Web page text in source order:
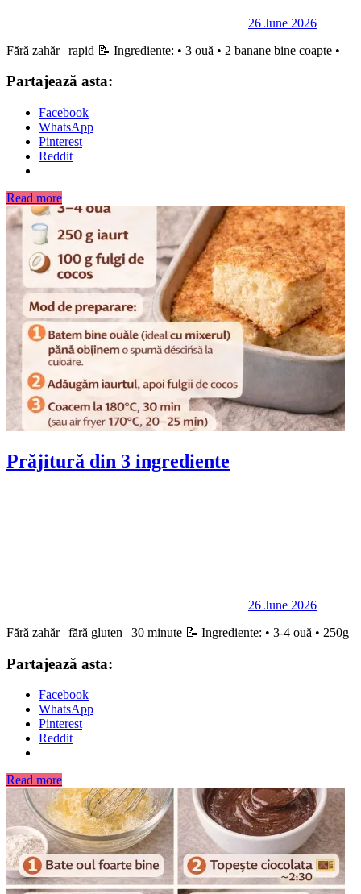
26 June 2026
Fără zahăr | rapid 📝 Ingrediente: • 3 ouă • 2 banane bine coapte •
Partajează asta:
Facebook
WhatsApp
Pinterest
Reddit
Read more
Prăjitură din 3 ingrediente
26 June 2026
Fără zahăr | fără gluten | 30 minute 📝 Ingrediente: • 3-4 ouă • 250g
Partajează asta:
Facebook
WhatsApp
Pinterest
Reddit
Read more